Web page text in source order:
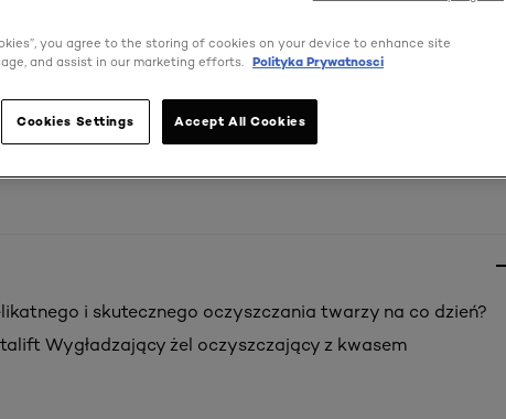
i skutecznego oczyszczania twarzy na co dzień?
Wygładzający żel oczyszczający z kwasem
you agree to the storing of cookies on your device to enhance site
and assist in our marketing efforts.
Polityka Prywatnosci
Cookies Settings Accept All Cookies